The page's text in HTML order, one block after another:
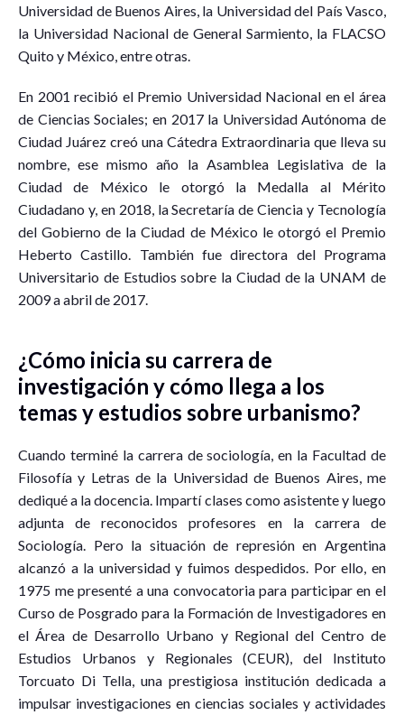
Universidad de Buenos Aires, la Universidad del País Vasco,
la Universidad Nacional de General Sarmiento, la FLACSO
Quito y México, entre otras.
En 2001 recibió el Premio Universidad Nacional en el área
de Ciencias Sociales; en 2017 la Universidad Autónoma de
Ciudad Juárez creó una Cátedra Extraordinaria que lleva su
nombre, ese mismo año la Asamblea Legislativa de la
Ciudad de México le otorgó la Medalla al Mérito
Ciudadano y, en 2018, la Secretaría de Ciencia y Tecnología
del Gobierno de la Ciudad de México le otorgó el Premio
Heberto Castillo. También fue directora del Programa
Universitario de Estudios sobre la Ciudad de la UNAM de
2009 a abril de 2017.
¿Cómo inicia su carrera de
investigación y cómo llega a los
temas y estudios sobre urbanismo?
Cuando terminé la carrera de sociología, en la Facultad de
Filosofía y Letras de la Universidad de Buenos Aires, me
dediqué a la docencia. Impartí clases como asistente y luego
adjunta de reconocidos profesores en la carrera de
Sociología. Pero la situación de represión en Argentina
alcanzó a la universidad y fuimos despedidos. Por ello, en
1975 me presenté a una convocatoria para participar en el
Curso de Posgrado para la Formación de Investigadores en
el Área de Desarrollo Urbano y Regional del Centro de
Estudios Urbanos y Regionales (CEUR), del Instituto
Torcuato Di Tella, una prestigiosa institución dedicada a
impulsar investigaciones en ciencias sociales y actividades